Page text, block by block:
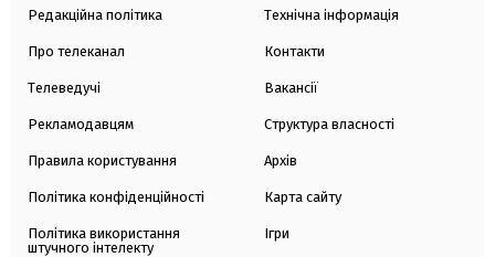
Редакційна політика
Про телеканал
Телеведучі
Рекламодавцям
Правила користування
Політика конфіденційності
Політика використання
штучного інтелекту
Технічна інформація
Контакти
Вакансії
Структура власності
Архів
Карта сайту
Ігри